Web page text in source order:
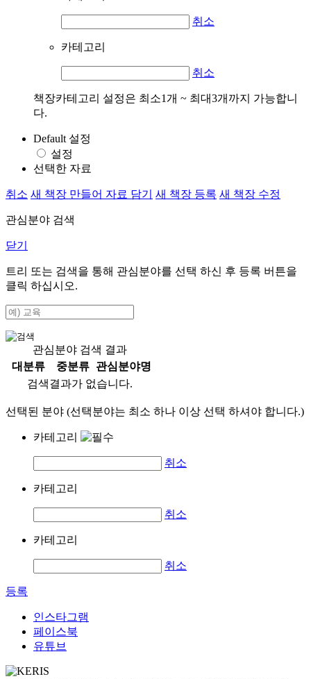
취소
카테고리
취소
책장카테고리 설정은 최소1개 ~ 최대3개까지 가능합니
다.
Default 설정
설정
선택한 자료
취소 새 책장 만들어 자료 담기 새 책장 등록 새 책장 수정
관심분야 검색
닫기
트리 또는 검색을 통해 관심분야를 선택 하신 후 등록 버튼을
클릭 하십시오.
관심분야 검색 결과
대분류
중분류
관심분야명
검색결과가 없습니다.
선택된 분야 (선택분야는 최소 하나 이상 선택 하셔야 합니다.)
카테고리
취소
카테고리
취소
카테고리
취소
등록
인스타그램
페이스북
유튜브